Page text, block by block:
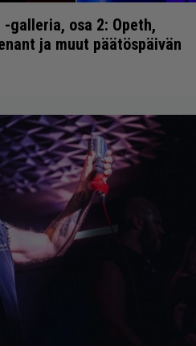
galleria, osa 2: Opeth,
ja muut päätöspäivän